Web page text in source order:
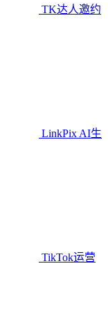
TK达人邀约
LinkPix AI生
TikTok运营